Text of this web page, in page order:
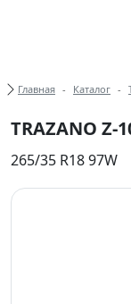
Купить
Хлебные
Главная Каталог
TRAZANO Z-
265/35 R18 97W